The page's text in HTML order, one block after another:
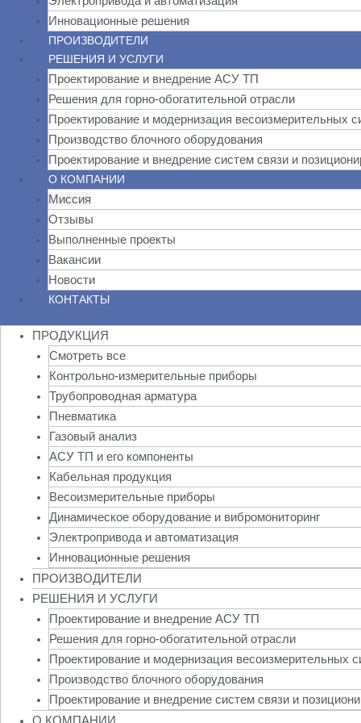
Инновационные решения
ПРОИЗВОДИТЕЛИ
РЕШЕНИЯ И УСЛУГИ
Проектирование и внедрение АСУ ТП
Решения для горно-обогатительной отрасли
Проектирование и модернизация весоизмерительных
Производство блочного оборудования
Проектирование и внедрение систем связи и
О КОМПАНИИ
Миссия
Отзывы
Выполненные проекты
Вакансии
Новости
КОНТАКТЫ
ПРОДУКЦИЯ
Смотреть все
Контрольно-измерительные приборы
Трубопроводная арматура
Пневматика
Газовый анализ
АСУ ТП и его компоненты
Кабельная продукция
Весоизмерительные приборы
Динамическое оборудование и вибромониторинг
Электропривода и автоматизация
Инновационные решения
ПРОИЗВОДИТЕЛИ
РЕШЕНИЯ И УСЛУГИ
Проектирование и внедрение АСУ ТП
Решения для горно-обогатительной отрасли
Проектирование и модернизация весоизмерительных
Производство блочного оборудования
Проектирование и внедрение систем связи и
О КОМПАНИИ